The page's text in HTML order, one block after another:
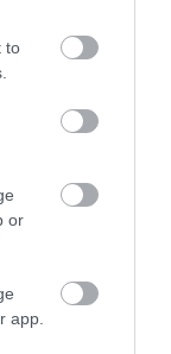
to
or
app.
cartofilor,
proteine se
de calciu,
nu-l